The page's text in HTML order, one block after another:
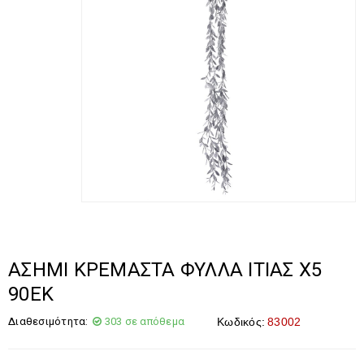
ΑΣΗΜΙ ΚΡΕΜΑΣΤΑ ΦΥΛΛΑ ΙΤΙΑΣ Χ5
90ΕΚ
Διαθεσιμότητα: 303 σε απόθεμα Κωδικός: 83002